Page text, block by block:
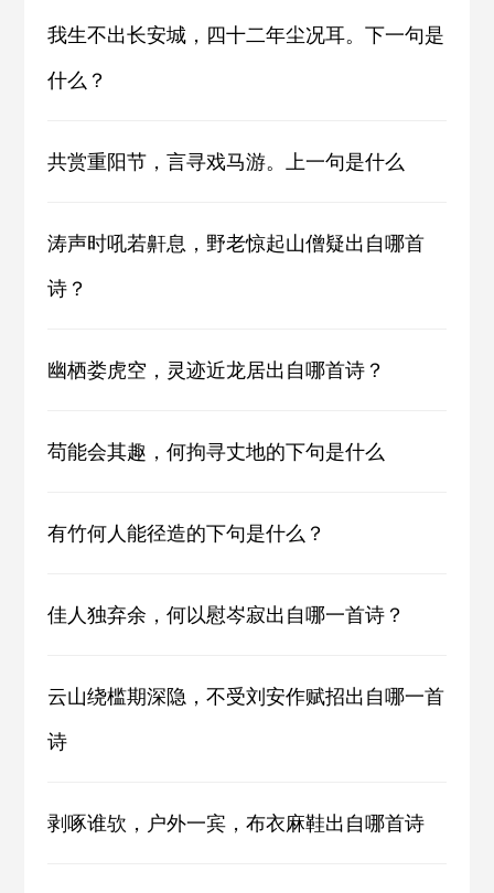
我生不出长安城，四十二年尘况耳。下一句是
什么？
共赏重阳节，言寻戏马游。上一句是什么
涛声时吼若鼾息，野老惊起山僧疑出自哪首
诗？
幽栖娄虎空，灵迹近龙居出自哪首诗？
苟能会其趣，何拘寻丈地的下句是什么
有竹何人能径造的下句是什么？
佳人独弃余，何以慰岑寂出自哪一首诗？
云山绕槛期深隐，不受刘安作赋招出自哪一首
诗
剥啄谁欤，户外一宾，布衣麻鞋出自哪首诗